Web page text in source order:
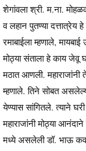
शेगांवला श्री. म.ना.
व लहान पुतण्या दत्तात्रेय
रमाबाईला म्हणाले,
मोठ्या संताला हे काय जेवू
मठात आणली.
म्हणाले. तिने सोबत
येण्यास सांगितले. त्याने
महाराजांनी मोठ्या
मध्ये असलेली डॉ. भाऊ